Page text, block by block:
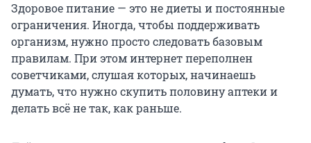
Здоровое питание — это не диеты и постоянные
ограничения. Иногда, чтобы поддерживать
организм, нужно просто следовать базовым
правилам. При этом интернет переполнен
советчиками, слушая которых, начинаешь
думать, что нужно скупить половину аптеки и
делать всё не так, как раньше.